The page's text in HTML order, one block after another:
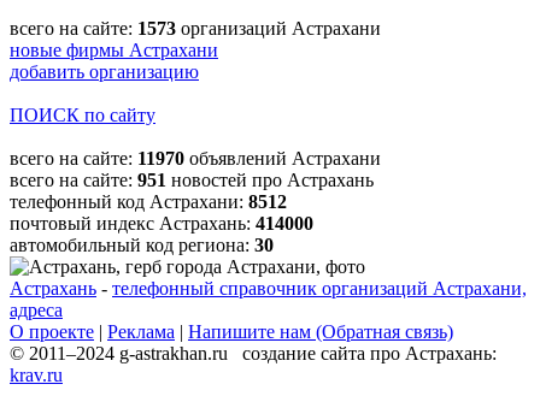
всего на сайте: 1573 организаций Астрахани
новые фирмы Астрахани
добавить организацию
ПОИСК по сайту
всего на сайте: 11970 объявлений Астрахани
всего на сайте: 951 новостей про Астрахань
телефонный код Астрахани: 8512
почтовый индекс Астрахань: 414000
автомобильный код региона: 30
Астрахань - телефонный справочник организаций Астрахани,
адреса
О проекте | Реклама | Напишите нам (Обратная связь)
© 2011–2024 g-astrakhan.ru создание сайта про Астрахань:
krav.ru